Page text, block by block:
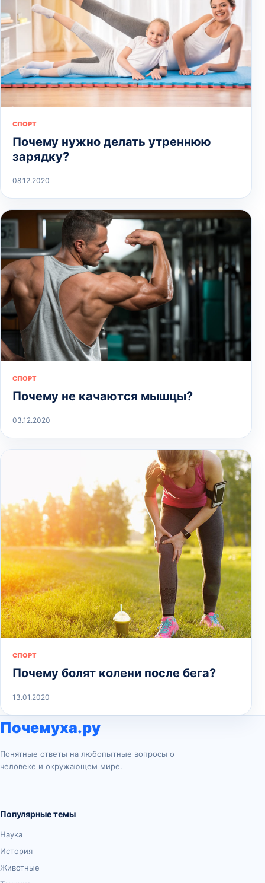
СПОРТ
Почему нужно делать утреннюю
зарядку?
08.12.2020
СПОРТ
Почему не качаются мышцы?
03.12.2020
СПОРТ
Почему болят колени после бега?
13.01.2020
Почемуха.ру
Понятные ответы на любопытные вопросы о
человеке и окружающем мире.
Популярные темы
Наука
История
Животные